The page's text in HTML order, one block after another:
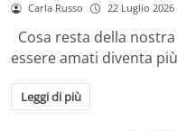
Carla Russo 22 Luglio 2026
Cosa resta della
essere amati diventa
Leggi di più